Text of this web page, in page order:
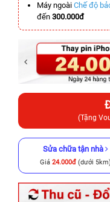
Máy ngoài Chế độ
đến 300.000đ
(Tặng
Sửa chữa tận nhà
Giá 24.000đ(dưới 5km)